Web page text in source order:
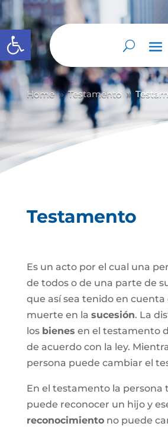
Abrir barra de herramientas
Home 9 Testamento 9
Testamento
Es un acto por el cual una
de todos o de una parte de
que así sea tenido en cuenta
muerte en la sucesión. La
los bienes en el testamento
de acuerdo con la ley.
persona puede cambiar el
En el testamento la persona
puede reconocer un hijo y
reconocimientono puede